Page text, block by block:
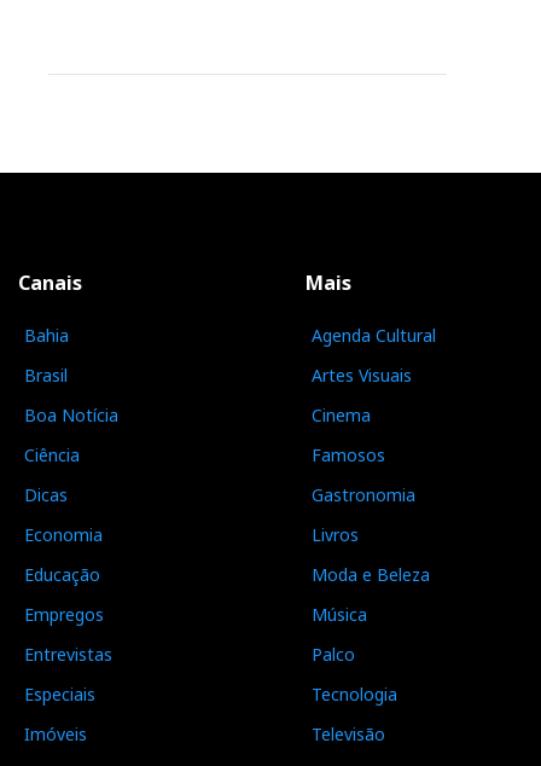
Canais
Bahia
Brasil
Boa Notícia
Ciência
Dicas
Economia
Educação
Empregos
Entrevistas
Especiais
Imóveis
Mais
Agenda Cultural
Artes Visuais
Cinema
Famosos
Gastronomia
Livros
Moda e Beleza
Música
Palco
Tecnologia
Televisão